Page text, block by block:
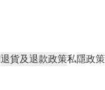
退貨及退款政策私隱政